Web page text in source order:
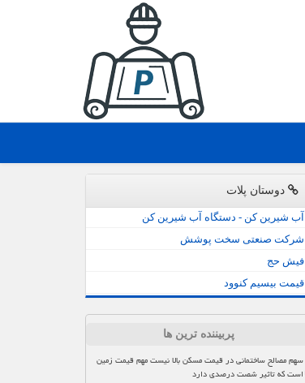
دوستان پلات
آب شیرین کن - دستگاه آب شیرین کن
شرکت صنعتی سخت پوشش
فیش حج
قیمت بیسیم کنوود
پربیننده ترین ها
سهم مصالح ساختمانی در قیمت مسکن بالا نیست مهم قیمت زمین
است که تاثیر شصت درصدی دارد